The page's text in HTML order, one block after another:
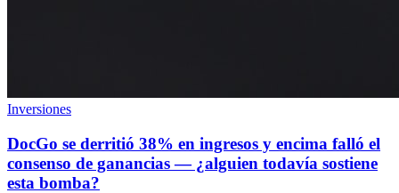
Inversiones
DocGo se derritió 38% en ingresos y encima falló el
consenso de ganancias — ¿alguien todavía sostiene
esta bomba?